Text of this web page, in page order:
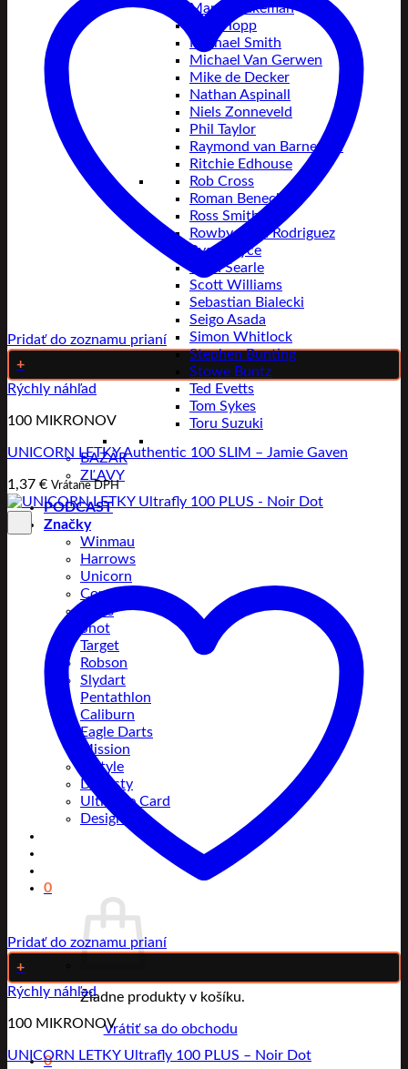
Martin Lukeman
Max Hopp
Michael Smith
Michael Van Gerwen
Mike de Decker
Nathan Aspinall
Niels Zonneveld
Phil Taylor
Raymond van Barneveld
Ritchie Edhouse
Rob Cross
Roman Benecký
Ross Smith
Rowby-John Rodriguez
Ryan Joyce
Ryan Searle
Scott Williams
Sebastian Bialecki
Seigo Asada
Simon Whitlock
Stephen Bunting
Stowe Buntz
Ted Evetts
Tom Sykes
Toru Suzuki
BAZÁR
ZĽAVY
PODCAST
Značky
Winmau
Harrows
Unicorn
Condor
Bull’s
Shot
Target
Robson
Slydart
Pentathlon
Caliburn
Eagle Darts
Mission
L-Style
Dynasty
Ultimate Card
Designa
0
Žiadne produkty v košíku.
Vrátiť sa do obchodu
0
Pridať do zoznamu prianí
+
Rýchly náhľad
100 MIKRONOV
UNICORN LETKY Authentic 100 SLIM – Jamie Gaven
1,37 € Vrátane DPH
Pridať do zoznamu prianí
+
Rýchly náhľad
100 MIKRONOV
UNICORN LETKY Ultrafly 100 PLUS – Noir Dot